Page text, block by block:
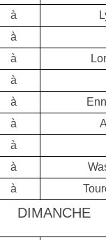
à
à
à
à
à
à
à
à
à
DIMANCHE